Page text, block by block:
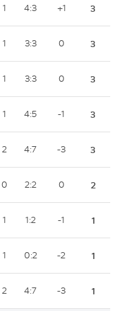
1 4:3 +1 3
1 3:3 0 3
1 3:3 0 3
1 4:5 -1 3
2 4:7 -3 3
0 2:2 0 2
1 1:2 -1 1
1 0:2 -2 1
2 4:7 -3 1